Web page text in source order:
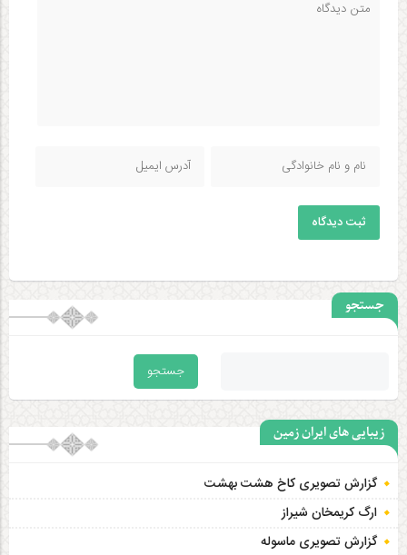
ثبت دیدگاه
جستجو
زیبایی های ایران زمین
گزارش تصویری کاخ هشت‌ بهشت
ارگ کریمخان شیراز
گزارش تصویری ماسوله